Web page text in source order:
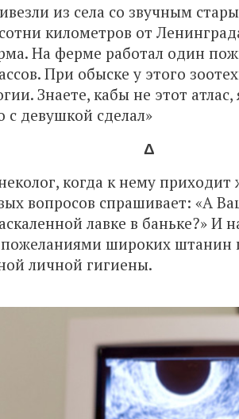
из села со звучным
километров от
На ферме работал один
При обыске у этого
Знаете, кабы не этот атлас,
с девушкой сделал»
Δ
когда к нему
вопросов спрашивает: «А
лавке в баньке?» И
широких штанин
личной гигиены.